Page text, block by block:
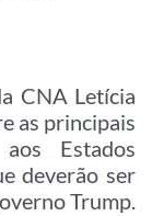
CNA Letícia
as principais
Estados
deverão ser
Trump.